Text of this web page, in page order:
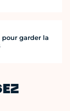
pour garder la